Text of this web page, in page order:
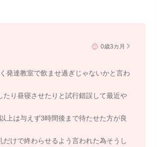
0歳3カ月
発達教室で飲ませ過ぎじゃないかと言わ
り昼寝させたりと試行錯誤して最近や
上は与えず3時間後まで待たせた方が良
けで終わらせるよう言われた為そうし